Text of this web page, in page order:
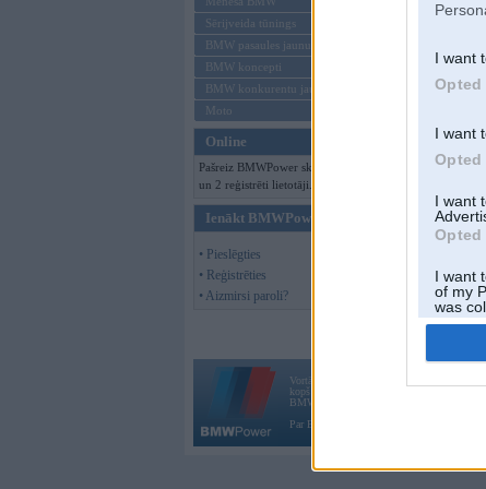
I want
Opted
I want
Opted
I want
Opted
I want
of my
was
Opted
Sērijveida tūnings
BMW pasaules jaunumi
BMW koncepti
BMW konkurentu jaunumi
Moto
Online
Pašreiz BMWPower skatās 93 viesi
un 2 reģistrēti lietotāji.
Ienākt BMWPower
• Pieslēgties
• Reģistrēties
• Aizmirsi paroli?
Vortāls BMWPower.lv darbojas
kopš 2002. gada 14. maija. Tas nav auto
BMW AG.
Par BMWPower